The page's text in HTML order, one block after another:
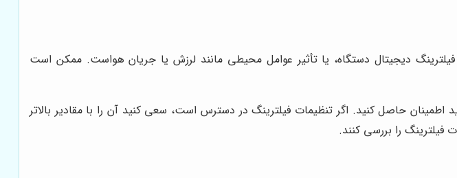
دیجیتال دستگاه، یا تأثیر عوامل محیطی مانند لرزش یا جریان هواست. ممکن است
حاصل کنید. اگر تنظیمات فیلترینگ در دسترس است، سعی کنید آن را با مقادیر بالاتر
را بررسی کنند.